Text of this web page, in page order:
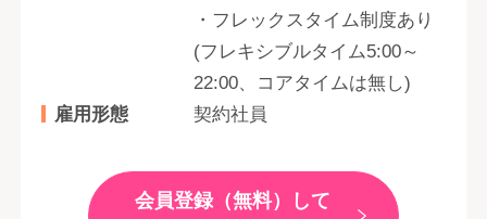
・フレックスタイム制度あり
(フレキシブルタイム5:00～
22:00、コアタイムは無し)
雇用形態
契約社員
会員登録（無料）して